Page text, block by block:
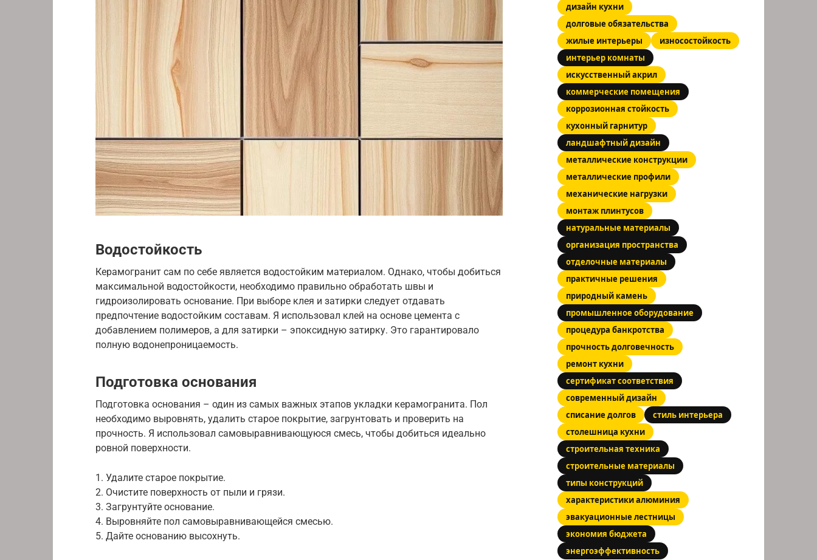
Водостойкость
Керамогранит сам по себе является водостойким материалом. Однако, чтобы добиться
максимальной водостойкости, необходимо правильно обработать швы и
гидроизолировать основание. При выборе клея и затирки следует отдавать
предпочтение водостойким составам. Я использовал клей на основе цемента с
добавлением полимеров, а для затирки – эпоксидную затирку. Это гарантировало
полную водонепроницаемость.
Подготовка основания
Подготовка основания – один из самых важных этапов укладки керамогранита. Пол
необходимо выровнять, удалить старое покрытие, загрунтовать и проверить на
прочность. Я использовал самовыравнивающуюся смесь, чтобы добиться идеально
ровной поверхности.
1. Удалите старое покрытие.
2. Очистите поверхность от пыли и грязи.
3. Загрунтуйте основание.
4. Выровняйте пол самовыравнивающейся смесью.
5. Дайте основанию высохнуть.
дизайн кухни
долговые обязательства
жилые интерьеры
износостойкость
интерьер комнаты
искусственный акрил
коммерческие помещения
коррозионная стойкость
кухонный гарнитур
ландшафтный дизайн
металлические конструкции
металлические профили
механические нагрузки
монтаж плинтусов
натуральные материалы
организация пространства
отделочные материалы
практичные решения
природный камень
промышленное оборудование
процедура банкротства
прочность долговечность
ремонт кухни
сертификат соответствия
современный дизайн
списание долгов
стиль интерьера
столешница кухни
строительная техника
строительные материалы
типы конструкций
характеристики алюминия
эвакуационные лестницы
экономия бюджета
энергоэффективность